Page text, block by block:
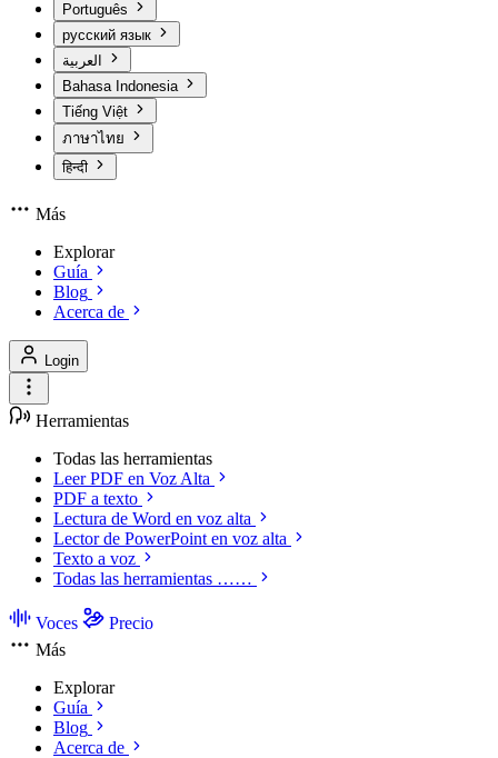
Português
русский язык
Bahasa Indonesia
Tiếng Việt
ภาษาไทย
हिन्दी
Más
Explorar
Guía
Blog
Acerca de
Login
Herramientas
Todas las herramientas
Leer PDF en Voz Alta
PDF a texto
Lectura de Word en voz alta
Lector de PowerPoint en voz alta
Texto a voz
Todas las herramientas ……
Voces
Precio
Más
Explorar
Guía
Blog
Acerca de